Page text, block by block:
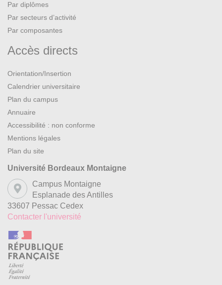
Par diplômes
Par secteurs d’activité
Par composantes
Accès directs
Orientation/Insertion
Calendrier universitaire
Plan du campus
Annuaire
Accessibilité : non conforme
Mentions légales
Plan du site
Université Bordeaux Montaigne
Campus Montaigne
Esplanade des Antilles
33607 Pessac Cedex
Contacter l'université